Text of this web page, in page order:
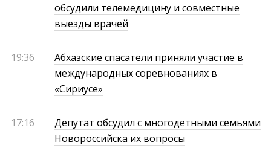
обсудили телемедицину и совместные
выезды врачей
19:36
Абхазские спасатели приняли участие в
международных соревнованиях в
«Сириусе»
17:16
Депутат обсудил с многодетными семьями
Новороссийска их вопросы